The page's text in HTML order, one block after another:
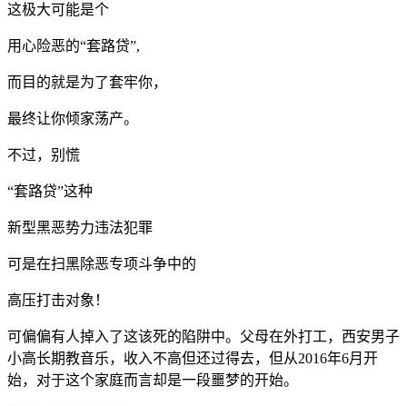
这极大可能是个
用心险恶的“套路贷”,
而目的就是为了套牢你，
最终让你倾家荡产。
不过，别慌
“套路贷”这种
新型黑恶势力违法犯罪
可是在扫黑除恶专项斗争中的
高压打击对象！
可偏偏有人掉入了这该死的陷阱中。父母在外打工，西安男子
小高长期教音乐，收入不高但还过得去，但从2016年6月开
始，对于这个家庭而言却是一段噩梦的开始。